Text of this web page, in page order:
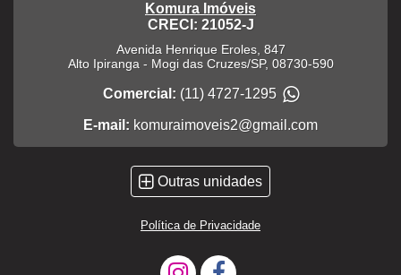
Komura Imóveis
CRECI: 21052-J
Avenida Henrique Eroles, 847
Alto Ipiranga - Mogi das Cruzes/SP, 08730-590
Comercial: (11) 4727-1295
E-mail: komuraimoveis2@gmail.com
Outras unidades
Política de Privacidade